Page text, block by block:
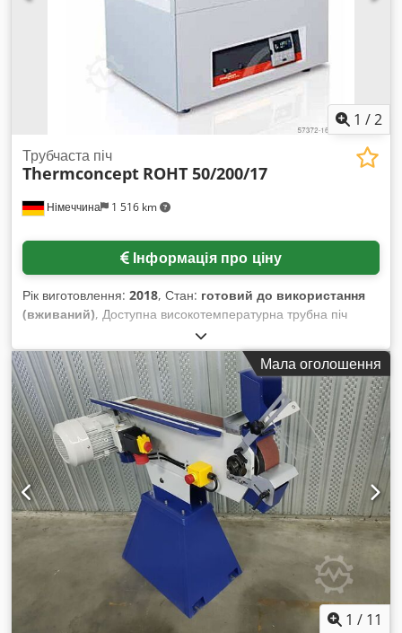
1 /2
Німеччина 1 516 km
Трубчаста піч
Thermconcept ROHT 50/200/17
Інформація про ціну
Рік виготовлення: 2018, Стан: готовий до використання
(вживаний), Доступна високотемпературна трубна піч
Thermconcept. Макс. температура: 1700°C, довжина зони
нагріву: 200 мм, діаметр/довжина труби: 60 мм/600 мм,
потужність: 3,3 кВт, габарити (Д/Ш/В): 460 мм/530 мм/830
мм. Документація в наявності. Chjdpfx Aaetxb Avetja
Мала оголошення
1 / 11